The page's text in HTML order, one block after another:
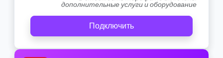
дополнительные услуги и оборудование
Подключить